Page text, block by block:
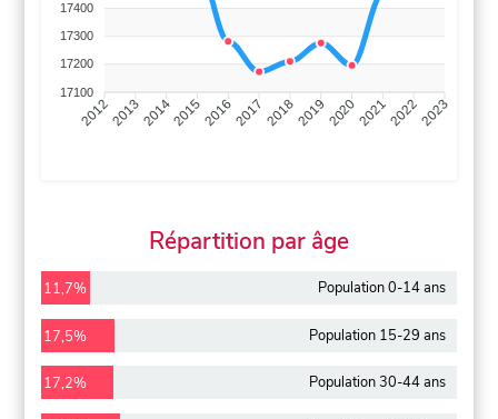
17400
17300
17200
17100
201220132014201520162017 201820192020202120222023
Répartition par âge
11,7% Population 0-14 ans
17,5% Population 15-29 ans
17,2% Population 30-44 ans